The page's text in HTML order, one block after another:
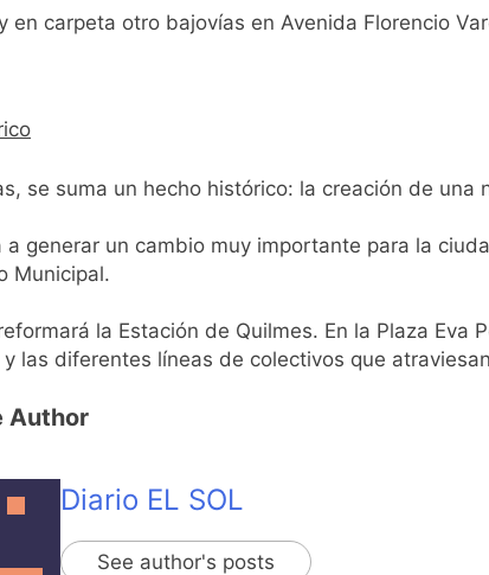
19 Horas Atrás
La Línea 148 pasó a ser operada por
20 Horas Atrás
21 Horas Atrás
en carpeta otro bajovías en Avenida Florencio
se suma un hecho histórico: la creación de
a generar un cambio muy importante para la
Municipal.
la Estación de Quilmes. En la Plaza
las diferentes líneas de colectivos que
Author
Diario EL SOL
See author's posts